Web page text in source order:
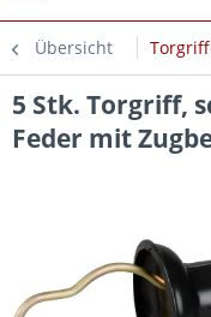
Übersicht
5 Stk. Torgriff,
Feder mit